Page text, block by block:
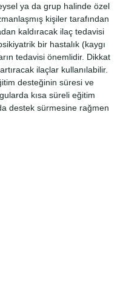
ya da grup halinde özel
kişiler tarafından
kaldıracak ilaç tedavisi
bir hastalık (kaygı
tedavisi önemlidir. Dikkat
ilaçlar kullanılabilir.
desteğinin süresi ve
kısa süreli eğitim
destek sürmesine rağmen